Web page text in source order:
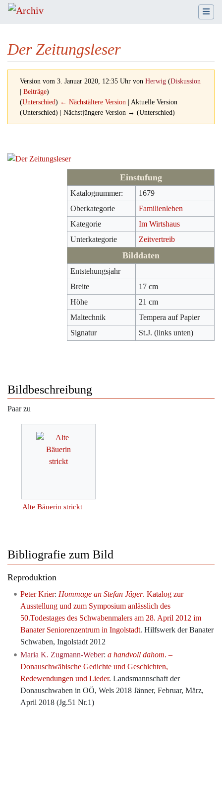
Der Zeitungsleser
Version vom 3. Januar 2020, 12:35 Uhr von Herwig (Diskussion
Beiträge)
(Unterschied) ← Nächstältere Version | Aktuelle Version
(Unterschied) | Nächstjüngere Version → (Unterschied)
Einstufung
Katalognummer:
1679
Oberkategorie
Familienleben
Kategorie
Im Wirtshaus
Unterkategorie
Zeitvertreib
Bilddaten
Entstehungsjahr
Breite
17 cm
Höhe
21 cm
Maltechnik
Tempera auf Papier
Signatur
St.J. (links unten)
Bildbeschreibung
Paar zu
Alte Bäuerin strickt
Bibliografie zum Bild
Reproduktion
Peter Krier: Hommage an Stefan Jäger. Katalog zur
Ausstellung und zum Symposium anlässlich des
50.Todestages des Schwabenmalers am 28. April 2012 im
Banater Seniorenzentrum in Ingolstadt. Hilfswerk der Banater
Schwaben, Ingolstadt 2012
Maria K. Zugmann-Weber: a handvoll dahom. –
Donauschwäbische Gedichte und Geschichten,
Redewendungen und Lieder. Landsmannschaft der
Donauschwaben in OÖ, Wels 2018 Jänner, Februar, März,
April 2018 (Jg.51 Nr.1)